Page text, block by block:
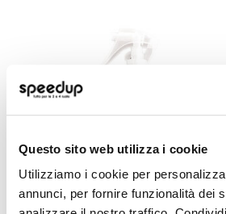
Questo sito web utilizza i cookie
Utilizziamo i cookie per
annunci, per fornire funzionalità dei